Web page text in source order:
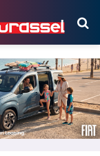
بحث
عن